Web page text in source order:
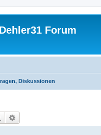
Forum
Diskussionen
Suche